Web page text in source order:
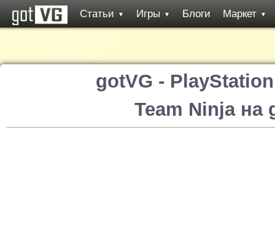
Статьи ▼ Игры ▼ Блоги Маркет ▼
gotVG -
Team Ninja на